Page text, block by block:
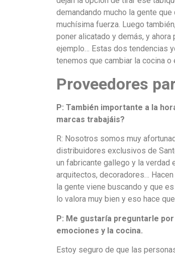
demandando mucho la gente
muchísima fuerza. Luego
poner alicatado y demás, y
ejemplo… Estas dos tendencias
tenemos que cambiar la cocina
Proveedores
P: También importante a la
marcas trabajáis?
R: Nosotros somos muy
distribuidores exclusivos de
un fabricante gallego y la verdad
arquitectos, decoradores…
la gente viene buscando y que
lo valora muy bien y eso hace
P: Me gustaría preguntarle
emociones y la cocina.
Estoy seguro de que las